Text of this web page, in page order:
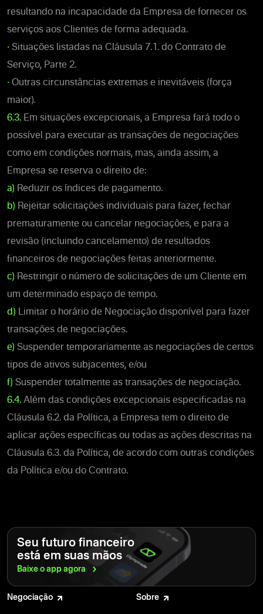
resultando na incapacidade da Empresa de fornecer os
serviços aos Clientes de forma adequada.
• Situações listadas na Cláusula 7.1. do Contrato de
Serviço, Parte 2.
• Outras circunstâncias extremas e inevitáveis (força
maior).
6.3. Em situações excepcionais, a Empresa fará todo o
possível para executar as transações de negociações
como em condições normais, mas, ainda assim, a
Empresa se reserva o direito de:
a) Reduzir os índices de pagamento.
b) Rejeitar solicitações individuais para fazer, fechar
prematuramente ou cancelar negociações, e para a
revisão (incluindo cancelamento) de resultados
financeiros de negociações feitas anteriormente.
c) Restringir o número de solicitações de um Cliente em
um determinado espaço de tempo.
d) Limitar o horário de Negociação disponível para fazer
transações de negociações.
e) Suspender temporariamente as negociações de certos
tipos de ativos subjacentes, e/ou
f) Suspender totalmente as transações de negociação.
6.4. Além das condições excepcionais especificadas na
Cláusula 6.2. da Política, a Empresa tem o direito de
aplicar ações específicas ou todas as ações descritas na
Cláusula 6.3. da Política, de acordo com outras condições
da Política e/ou do Contrato.
Seu futuro financeiro
está em suas mãos
Baixe o app agora
Negociação Sobre